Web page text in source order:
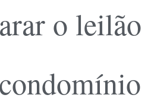
o leilão